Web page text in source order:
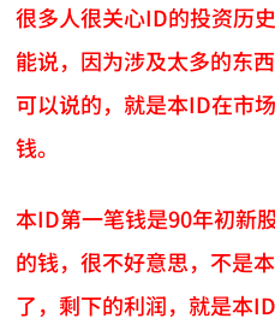
很多人很关心ID的投资历
能说，因为涉及太多的东
可以说的，就是本ID在市
钱。
本ID第一笔钱是90年初新
的钱，很不好意思，不是
了，剩下的利润，就是本